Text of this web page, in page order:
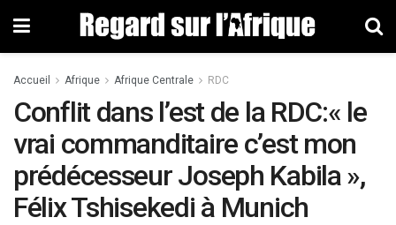
Accueil Afrique Afrique Centrale RDC
Conflit dans l’est de la RDC:« le
vrai commanditaire c’est mon
prédécesseur Joseph Kabila »,
Félix Tshisekedi à Munich